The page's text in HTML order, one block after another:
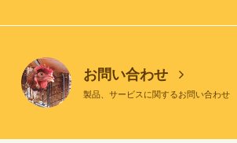
お問い合わせ
製品、サービスに関するお問い合わせ